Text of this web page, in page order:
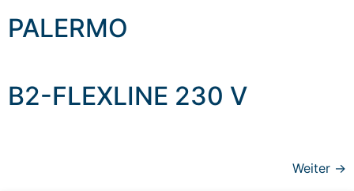
PALERMO
B2-FLEXLINE 230 V
Weiter →